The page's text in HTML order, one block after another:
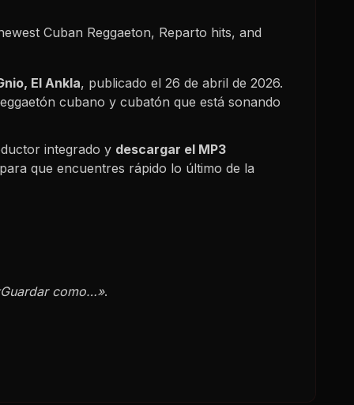
Cuban Reggaeton, Reparto hits, and
El Ankla, publicado el 26 de abril de 2026.
cubano y cubatón que está sonando
integrado y descargar el MP3
que encuentres rápido lo último de la
como…».